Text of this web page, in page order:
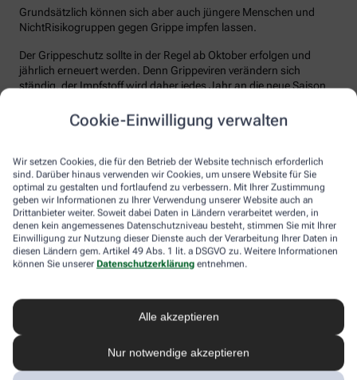
Cookie-Einwilligung verwalten
Wir setzen Cookies, die für den Betrieb der Website technisch erforderlich
sind. Darüber hinaus verwenden wir Cookies, um unsere Website für Sie
optimal zu gestalten und fortlaufend zu verbessern. Mit Ihrer Zustimmung
geben wir Informationen zu Ihrer Verwendung unserer Website auch an
Drittanbieter weiter. Soweit dabei Daten in Ländern verarbeitet werden, in
denen kein angemessenes Datenschutzniveau besteht, stimmen Sie mit Ihrer
Einwilligung zur Nutzung dieser Dienste auch der Verarbeitung Ihrer Daten in
diesen Ländern gem. Artikel 49 Abs. 1 lit. a DSGVO zu. Weitere Informationen
können Sie unserer Datenschutzerklärung entnehmen.
Alle akzeptieren
Nur notwendige akzeptieren
Grundsätzlich können sich aber auch jüngere Menschen und
NichtRisikogruppen gegen Grippe impfen lassen.
Der Grippeschutz sollte in der Regel ab Oktober erfolgen und
jährlich erneuert werden. Denn Grippeviren verändern sich
ständig, der Impfstoff wird daher jedes Jahr an die neue Saison
der Körper einen ausreichenden Schutz vor einer Ansteckung
aufgebaut hat. Auch eine spätere Impfung zu Beginn des Jahres
Wie sicher ist der Impfstoff?
Jeder Grippeimpfstoff, der in Deutschland verwendet wird, muss
ein streng reguliertes Zulassungsverfahren durchlaufen. Hierbei
muss die Qualität, Wirksamkeit und Verträglichkeit in
wissenschaftlichen Studien nachgewiesen werden. Die Freigabe
erfolgt nach weiteren Prüfungen schließlich durch das Paul-
der Freigabe stetig weiter beobachtet.
Die Grippeimpfung ist in aller Regel gut verträglich. In den ersten
Frösteln oder Kopf- und Gliederschmerzen auftreten, die aber
meist binnen weniger Tage wieder abklingen. Mit einer Grippe